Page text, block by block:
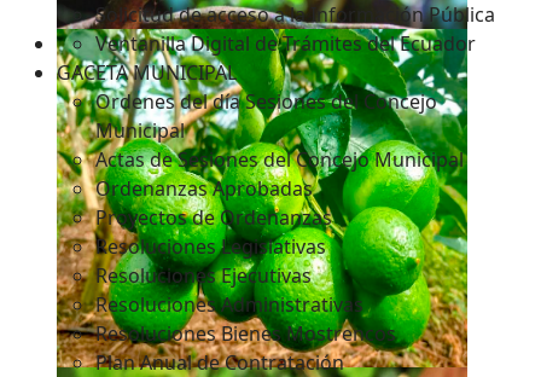
Solicitud de acceso a la Información Pública
Ventanilla Digital de Trámites del Ecuador
GACETA MUNICIPAL
Ordenes del día Sesiones del Concejo
Municipal
Actas de Sesiones del Concejo Municipal
Ordenanzas Aprobadas
Proyectos de Ordenanzas
Resoluciones Legislativas
Resoluciones Ejecutivas
Resoluciones Administrativas
Resoluciones Bienes Mostrencos
Plan Anual de Contratación